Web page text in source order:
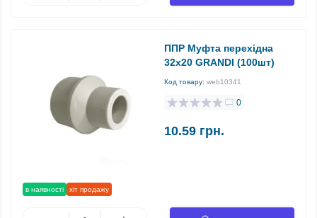
в наявності хіт продажу
ППР Муфта перехідна
32х20 GRANDI (100шт)
Код товару: web10341
0
10.59 грн.